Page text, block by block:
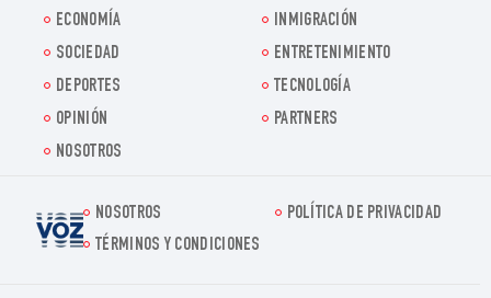
ECONOMÍA
INMIGRACIÓN
SOCIEDAD
ENTRETENIMIENTO
DEPORTES
TECNOLOGÍA
OPINIÓN
PARTNERS
NOSOTROS
Voz.us
NOSOTROS
POLÍTICA DE PRIVACIDAD
TÉRMINOS Y CONDICIONES